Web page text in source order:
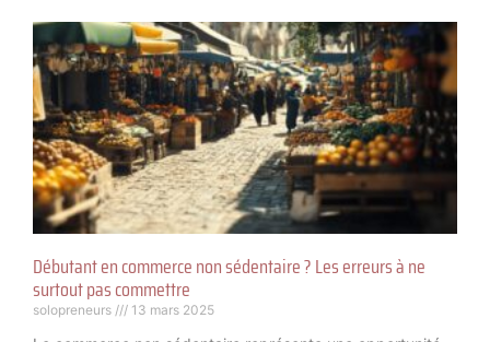
Débutant en commerce non sédentaire ? Les erreurs à ne
surtout pas commettre
solopreneurs 13 mars 2025